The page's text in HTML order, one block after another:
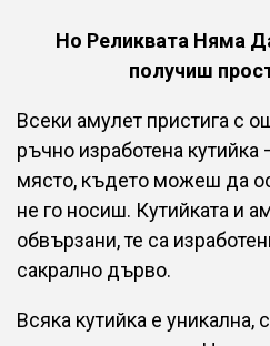
Но Реликвата Няма
получиш
Всеки амулет пристига с
ръчно изработена
място, където можеш да
не го носиш. Кутийката и
обвързани, те са
сакрално дърво.
Всяка кутийка е уникална,